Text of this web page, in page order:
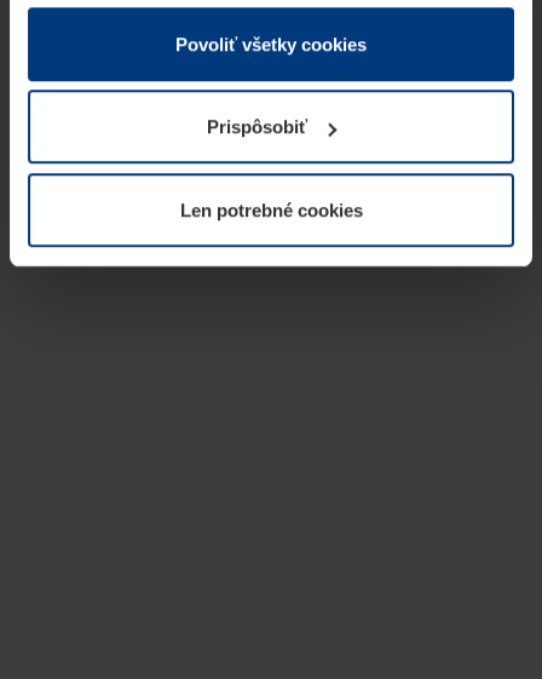
v rámci Vášho využívania služieb.
Z právneho hľadiska môžeme cookies ukladať na Vašom
prevádzku tejto stránky. Pre všetky ostatné typy cookie
potrebujeme Vaše povolenie. Vaše povolenie môžete
kedykoľvek zmeniť alebo odvolať vo vysvetlení cookie
našej webovej stránky.
Povoliť všetky cookies
Prispôsobiť
Len potrebné cookies